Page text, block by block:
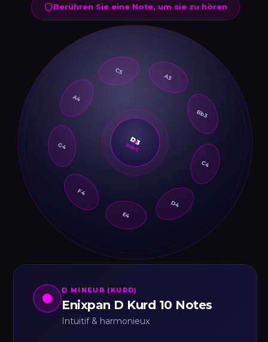
Berühren Sie eine Note, um sie zu hören
D3
DING
D MINEUR (KURD)
Enixpan D Kurd 10 Notes
Intuitif & harmonieux